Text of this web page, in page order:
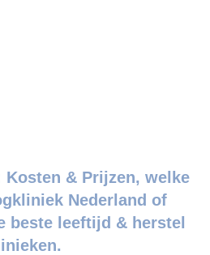
Kosten & Prijzen, welke
Nederland of
beste leeftijd & herstel